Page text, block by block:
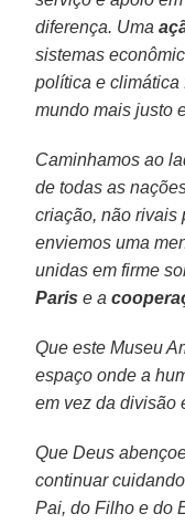
diferença. Uma
sistemas
política e climática
mundo mais justo
Caminhamos ao
de todas as
criação, não rivais
enviemos uma
unidas em firme
Paris e a
Que este Museu
espaço onde a
em vez da divisão
Que Deus
continuar
Pai, do Filho e do